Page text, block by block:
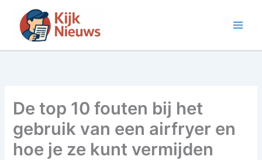
inhoud
De top 10 fouten bij het
gebruik van een airfryer en
hoe je ze kunt vermijden